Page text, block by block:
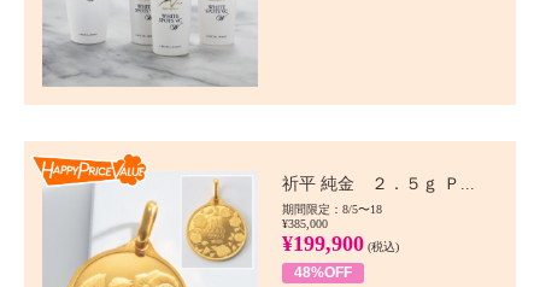
祈平 純金 ２．５ｇ Ｐ...
期間限定：8/5〜18
¥385,000
¥199,900 (税込)
48%OFF